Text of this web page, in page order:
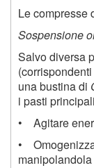
Le compresse
Sospensione
Salvo diversa
una bustina di
i pasti
• Agitare
•